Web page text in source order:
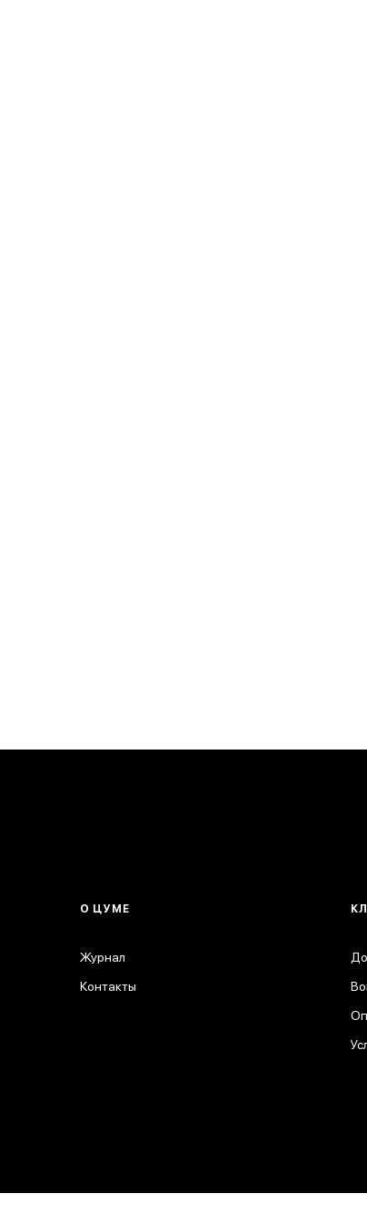
О ЦУМЕ
Журнал
Контакты